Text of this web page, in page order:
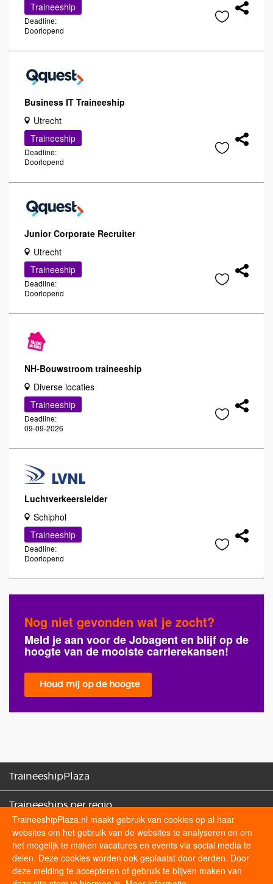
Traineeship
Deadline:
Doorlopend
Business IT Traineeship
Utrecht
Traineeship
Deadline:
Doorlopend
Junior Corporate Recruiter
Utrecht
Traineeship
Deadline:
Doorlopend
NH-Bouwstroom traineeship
Diverse locaties
Traineeship
Deadline:
09-09-2026
Luchtverkeersleider
Schiphol
Traineeship
Deadline:
Doorlopend
Nog niet gevonden wat je zocht?
Meld je aan voor de Jobagent en blijf op de
hoogte van de mooiste carrierekansen!
Houd mij op de hoogte
TraineeshipPlaza
Traineeships per regio
Traineeships categorieën
Sollicitatietips
TraineeshipPlaza.nl maakt gebruik van cookies op al haar
websites om het gebruik van de websites te analyseren en om
het mogelijk te maken vacatures en events via social media te
delen. Deze cookies worden ook geplaatst door derden. Door
deze melding te accepteren of gebruik te blijven maken van